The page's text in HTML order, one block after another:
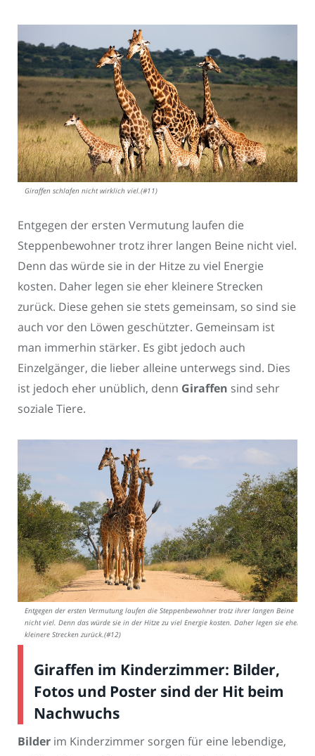
Giraffen schlafen nicht wirklich viel.(#11)
Entgegen der ersten Vermutung laufen die
Steppenbewohner trotz ihrer langen Beine nicht viel.
Denn das würde sie in der Hitze zu viel Energie
kosten. Daher legen sie eher kleinere Strecken
zurück. Diese gehen sie stets gemeinsam, so sind sie
auch vor den Löwen geschützter. Gemeinsam ist
man immerhin stärker. Es gibt jedoch auch
Einzelgänger, die lieber alleine unterwegs sind. Dies
ist jedoch eher unüblich, denn Giraffen sind sehr
soziale Tiere.
Entgegen der ersten Vermutung laufen die Steppenbewohner trotz ihrer langen Beine
nicht viel. Denn das würde sie in der Hitze zu viel Energie kosten. Daher legen sie eher
kleinere Strecken zurück.(#12)
Giraffen im Kinderzimmer: Bilder,
Fotos und Poster sind der Hit beim
Nachwuchs
Bilder im Kinderzimmer sorgen für eine lebendige,